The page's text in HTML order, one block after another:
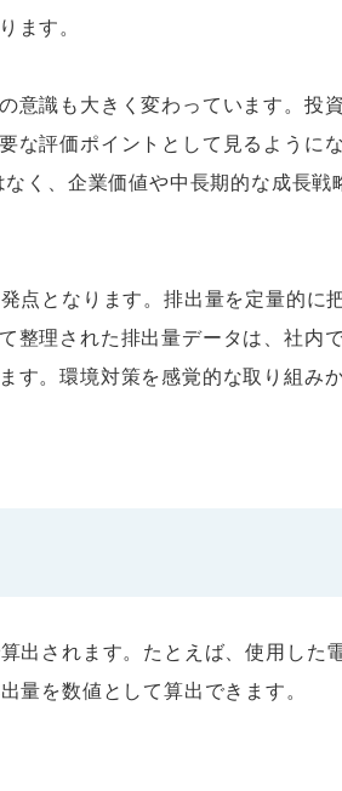
ます。
意識も大きく変わっています。投
評価ポイントとして見るようにな
く、企業価値や中長期的な成長戦
点となります。排出量を定量的に
整理された排出量データは、社内
。環境対策を感覚的な取り組み
出されます。たとえば、使用した
量を数値として算出できます。